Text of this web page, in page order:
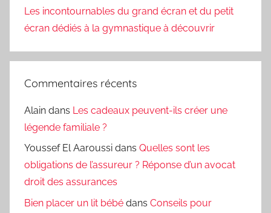
Les incontournables du grand écran et du petit
écran dédiés à la gymnastique à découvrir
Commentaires récents
Alain dans Les cadeaux peuvent-ils créer une
légende familiale ?
Youssef El Aaroussi dans Quelles sont les
obligations de l’assureur ? Réponse d’un avocat
droit des assurances
Bien placer un lit bébé dans Conseils pour